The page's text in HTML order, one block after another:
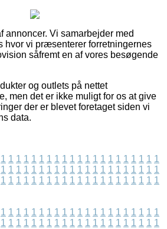
annoncer. Vi samarbejder med
hvor vi præsenterer forretningernes
såfremt en af vores besøgende
og outlets på nettet
men det er ikke muligt for os at give
der er blevet foretaget siden vi
data.
1 1 1 1 1 1 1 1 1 1 1 1 1 1 1 1 1 1 1 1 1
1 1 1 1 1 1 1 1 1 1 1 1 1 1 1 1 1 1 1 1 1
1 1 1 1 1 1 1 1 1 1 1 1 1 1 1 1 1 1 1 1 1
1 1 1 1 1 1 1 1 1 1 1 1 1 1 1 1 1 1 1 1 1
1 1 1 1 1 1 1 1 1 1 1 1 1 1 1 1 1 1 1 1 1